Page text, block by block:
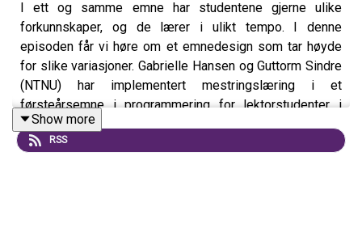
I ett og samme emne har studentene gjerne ulike
forkunnskaper, og de lærer i ulikt tempo. I denne
episoden får vi høre om et emnedesign som tar høyde
for slike variasjoner. Gabrielle Hansen og Guttorm Sindre
(NTNU) har implementert mestringslæring i et
førsteårsemne i programmering for lektorstudenter i
realfag. Her jobber studentene seg oppover en
mestringsstige, og automatiserte tester viser om de er
Show more
RSS